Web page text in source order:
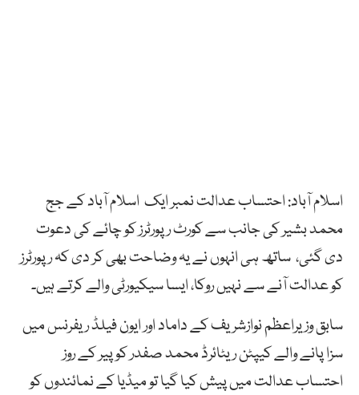
اسلام آباد: احتساب عدالت نمبر ایک اسلام آباد کے جج
محمد بشیر کی جانب سے کورٹ رپورٹرز کو چائے کی دعوت
دی گئی، ساتھ ہی انہوں نے یہ وضاحت بھی کر دی کہ رپورٹرز
کو عدالت آنے سے نہیں روکا، ایسا سیکیورٹی والے کرتے ہیں۔
سابق وزیراعظم نوازشریف کے داماد اور ایون فیلڈ ریفرنس میں
سزا پانے والے کیپٹن ریٹائرڈ محمد صفدر کو پیر کے روز
احتساب عدالت میں پیش کیا گیا تو میڈیا کے نمائندوں کو